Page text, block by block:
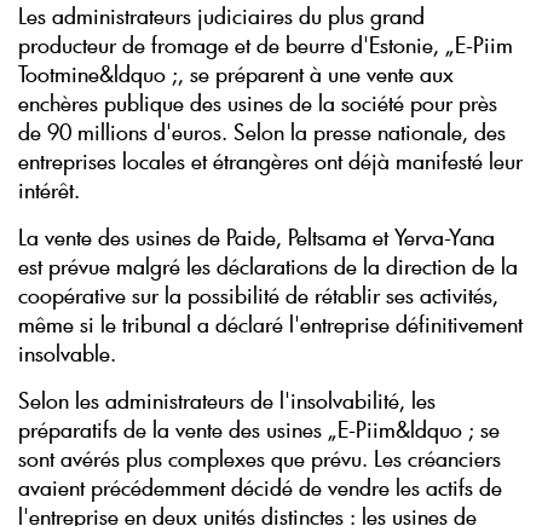
Les administrateurs judiciaires du plus grand
producteur de fromage et de beurre d'Estonie, „E-Piim
Tootmine&ldquo ;, se préparent à une vente aux
enchères publique des usines de la société pour près
de 90 millions d'euros. Selon la presse nationale, des
entreprises locales et étrangères ont déjà manifesté leur
intérêt.
La vente des usines de Paide, Peltsama et Yerva-Yana
est prévue malgré les déclarations de la direction de la
coopérative sur la possibilité de rétablir ses activités,
même si le tribunal a déclaré l'entreprise définitivement
insolvable.
Selon les administrateurs de l'insolvabilité, les
préparatifs de la vente des usines „E-Piim&ldquo ; se
sont avérés plus complexes que prévu. Les créanciers
avaient précédemment décidé de vendre les actifs de
l'entreprise en deux unités distinctes : les usines de